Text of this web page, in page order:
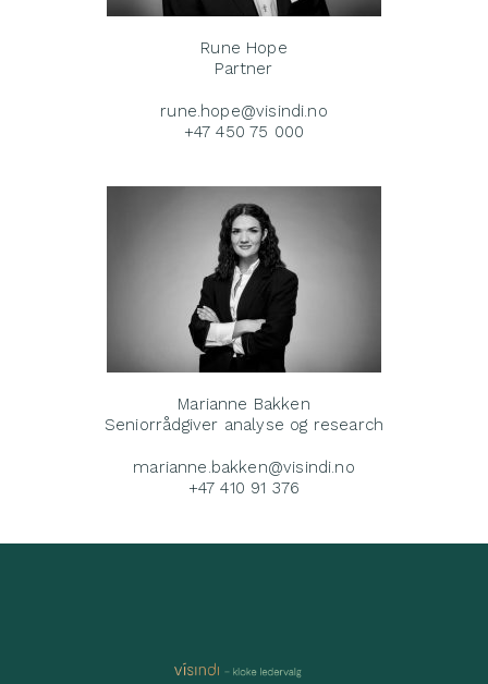
Rune Hope
Partner
rune.hope@visindi.no
+47 450 75 000
Marianne Bakken
Seniorrådgiver analyse og research
marianne.bakken@visindi.no
+47 410 91 376